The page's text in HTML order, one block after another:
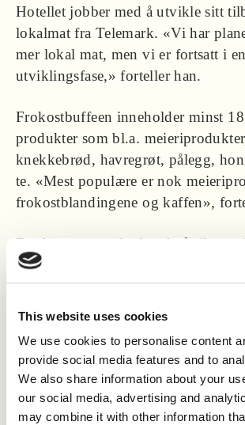
This website uses cookies
We use cookies to personalise content
provide social media features and to
We also share information about your
our social media, advertising and
may combine it with other information
Hotellet jobber med å utvikle sitt
lokalmat fra Telemark. «Vi har
mer lokal mat, men vi er fortsatt i en
utviklingsfase,» forteller han.
Frokostbuffeen inneholder minst
produkter som bl.a.
knekkebrød, havregrøt, pålegg,
te. «Mest populære er nok
frokostblandingene og kaffen»,
Det kan være utfordrende å sikre
råvarer, spesielt i feriene p.g.a færre
«Men vi samarbeider med flere
Til tross for dyrtider og økte
Gaustablikk Fjellresort bærekraftige
finnes et relativt stort utvalg av